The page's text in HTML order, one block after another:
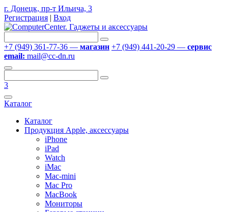
г. Донецк, пр-т Ильича, 3
Регистрация | Вход
+7 (949) 361-77-36 — магазин +7 (949) 441-20-29 — сервис
email: mail@cc-dn.ru
3
Каталог
Каталог
Продукция Apple, аксессуары
iPhone
iPad
Watch
iMac
Mac-mini
Mac Pro
MacBook
Мониторы